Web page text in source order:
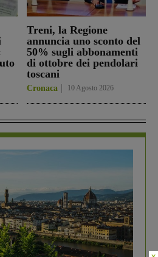
Treni, la Regione
annuncia uno sconto del
50% sugli abbonamenti
di ottobre dei pendolari
toscani
Cronaca 10 Agosto 2026